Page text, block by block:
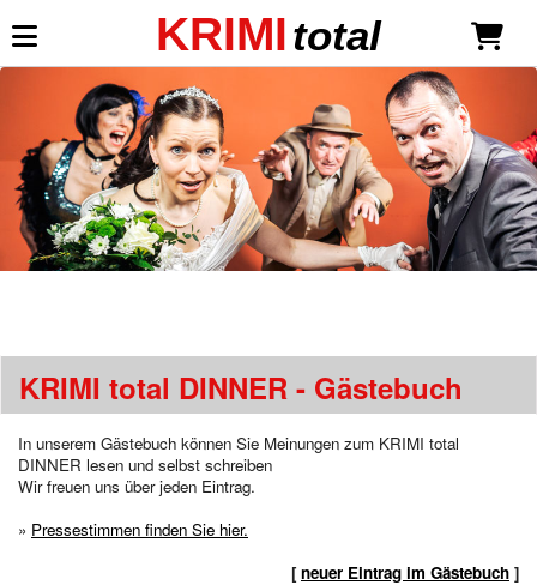
Mein KRIMI total
Anmelden
Neu registrieren
Dinner-Shows
Millionäre lieben gefährlich
Sekt mit Schuss
Eine Leiche für die Braut
Neue Gangster, neues Glück
Mord Royal
Wer öfter stirbt, ist längst nicht tot
KRIMItotal
KRIMI total DINNER - Gästebuch
In unserem Gästebuch können Sie Meinungen zum KRIMI total
DINNER lesen und selbst schreiben
Wir freuen uns über jeden Eintrag.
» Pressestimmen finden Sie hier.
[neuer Eintrag im Gästebuch ]